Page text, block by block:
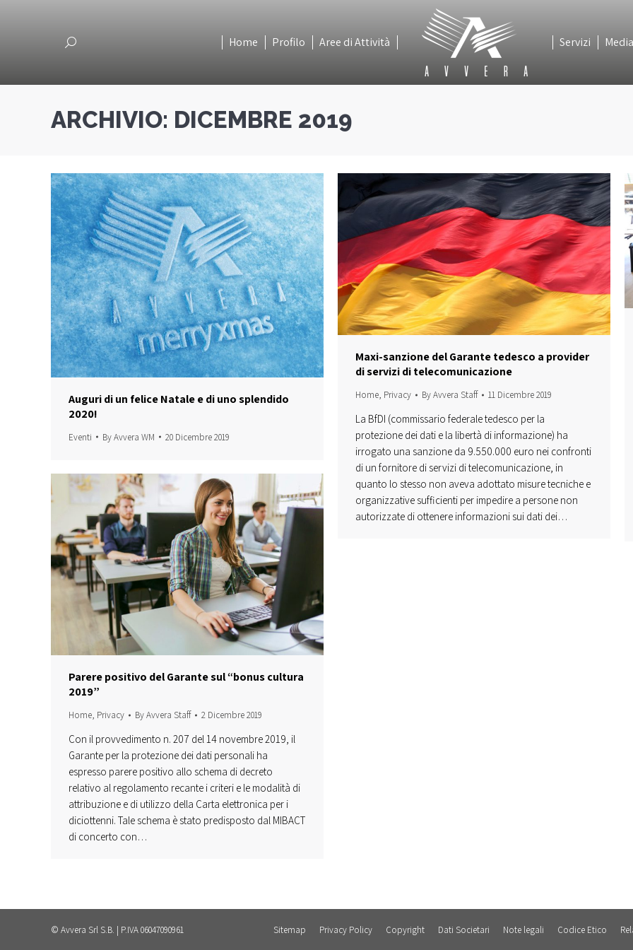
Home Profilo Aree di Attività
Cerca Servizi Media
ARCHIVIO: DICEMBRE 2019
Auguri di un felice Natale e di uno splendido
2020!
Eventi ByAvvera WM 20 Dicembre 2019
Maxi-sanzione del Garante tedesco a provider
di servizi di telecomunicazione
Home, Privacy ByAvvera Staff 11 Dicembre 2019
La BfDI (commissario federale tedesco per la
protezione dei dati e la libertà di informazione) ha
irrogato una sanzione da 9.550.000 euro nei confronti
di un fornitore di servizi di telecomunicazione, in
quanto lo stesso non aveva adottato misure tecniche e
organizzative sufficienti per impedire a persone non
autorizzate di ottenere informazioni sui dati dei…
Parere positivo del Garante sul “bonus cultura
2019”
Home, Privacy ByAvvera Staff 2 Dicembre 2019
Con il provvedimento n. 207 del 14 novembre 2019, il
Garante per la protezione dei dati personali ha
espresso parere positivo allo schema di decreto
relativo al regolamento recante i criteri e le modalità di
attribuzione e di utilizzo della Carta elettronica per i
diciottenni. Tale schema è stato predisposto dal MIBACT
di concerto con…
© Avvera Srl S.B. | P.IVA 06047090961 Sitemap Privacy Policy Copyright Dati Societari Note legali Codice Etico
Home Profilo Aree di Attività
Cerca Servizi Media